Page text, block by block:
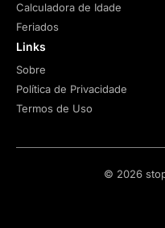
Calculadora de Idade
Feriados
Links
Sobre
Política de Privacidade
Termos de Uso
© 2026